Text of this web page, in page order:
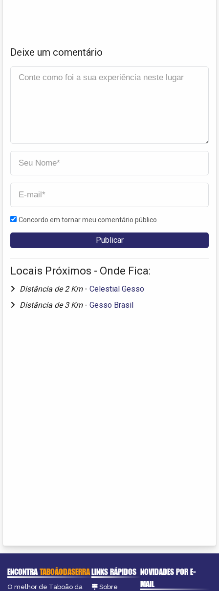
Deixe um comentário
Concordo em tornar meu comentário público
Locais Próximos - Onde Fica:
Distância de 2 Km - Celestial Gesso
Distância de 3 Km - Gesso Brasil
ENCONTRATABOÃODASERRA
O melhor de Taboão da
LINKS RÁPIDOS
Sobre
NOVIDADES POR E-
MAIL